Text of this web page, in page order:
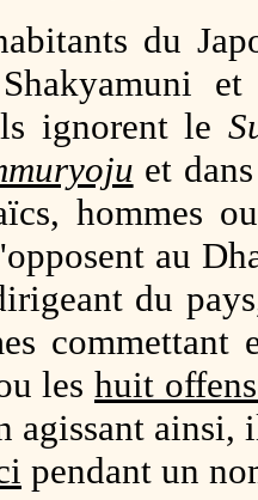
du
ignorent le
et
hommes
au
du
les huit
agissant ainsi,
pendant un